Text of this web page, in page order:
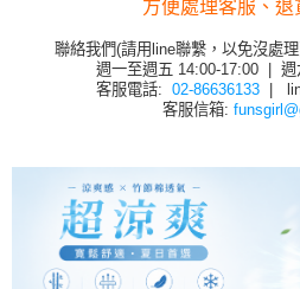
方便處理客服、退
聯絡我們(請用line聯繫，以免沒處
週一至週五 14:00-17:00 | 週
客服電話: 02-86636133|
客服信箱: